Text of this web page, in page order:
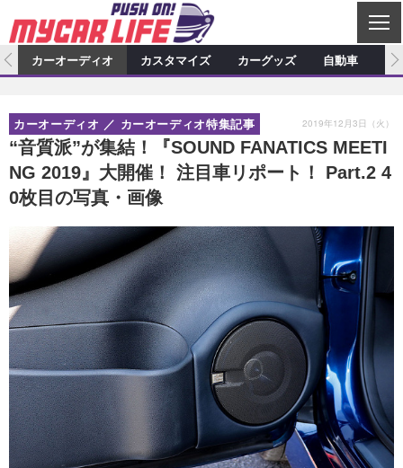
C
L
S
E
カーオーディオ
プロショップ検索 ショップ訪問記
カーオーディオニュース デモカー製作記
その他
カスタマイズ特集記事 カスタマイズ新製品情報
カスタマイズニュース
カーグッズ
カーグッズ特集記事 カーグッズ新製品情報
カーグッズニュース
自動車
スクープ
カーオーディオ カスタマイズ カーグッズ 自動車
“音質派”が集結！『SOUND FANATICS MEETI
NG 2019』大開催！ 注目車リポート！ Part.2 4
0枚目の写真・画像
カーオーディオ カーオーディオ特集記事 2019年12月3日（火）